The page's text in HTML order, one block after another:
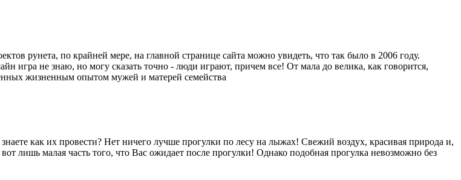
рунета, по крайней мере, на главной странице сайта можно увидеть, что так было в 2006 году.
игра не знаю, но могу сказать точно - люди играют, причем все! От мала до велика, как говорится,
жизненным опытом мужей и матерей семейства
как их провести? Нет ничего лучше прогулки по лесу на лыжах! Свежий воздух, красивая природа и,
лишь малая часть того, что Вас ожидает после прогулки! Однако подобная прогулка невозможно без